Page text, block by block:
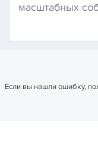
масштабных
Если вы нашли ошибку,